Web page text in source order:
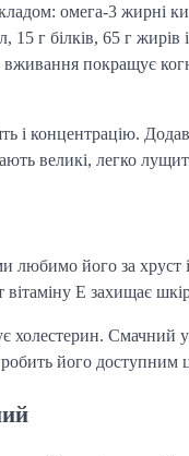
омега-3 жирні
г білків, 65 г жирів
покращує
і концентрацію.
великі, легко
любимо його за хруст
Е захищає
холестерин. Смачний
його доступним